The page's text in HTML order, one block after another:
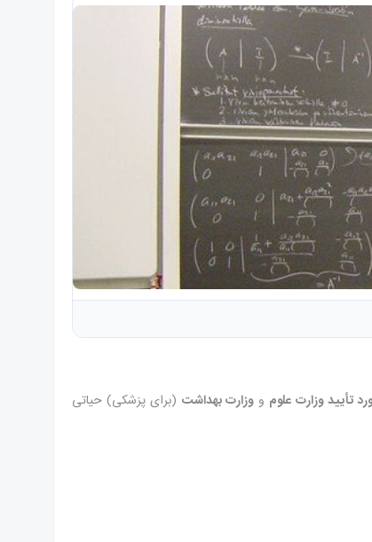
تأیید وزارت علوم ووزارت بهداشت (برای پزشکی) حیاتی